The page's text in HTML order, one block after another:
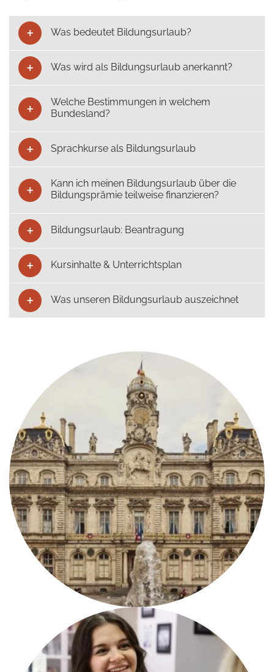
Was bedeutet Bildungsurlaub?
Was wird als Bildungsurlaub anerkannt?
Welche Bestimmungen in welchem
Bundesland?
Sprachkurse als Bildungsurlaub
Kann ich meinen Bildungsurlaub über die
Bildungsprämie teilweise finanzieren?
Bildungsurlaub: Beantragung
Kursinhalte & Unterrichtsplan
Was unseren Bildungsurlaub auszeichnet